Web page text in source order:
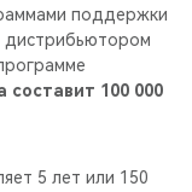
поддержки
дистрибьютором
составит 100 000
5 лет или 150